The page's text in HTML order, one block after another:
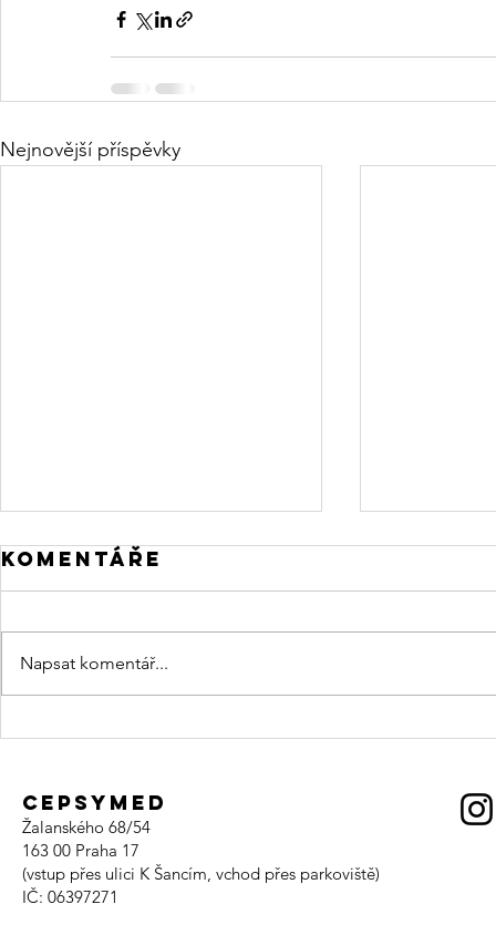
Nejnovější příspěvky
hlava, dech a
Komentáře
Napsat komentář...
CEPSYMED
Žalanského 68/54
163 00 Praha 17
(vstup přes ulici K Šancím, vchod přes parkoviště)
IČ: 06397271